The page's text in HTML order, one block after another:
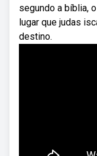
segundo a bíblia,
lugar que judas
destino.